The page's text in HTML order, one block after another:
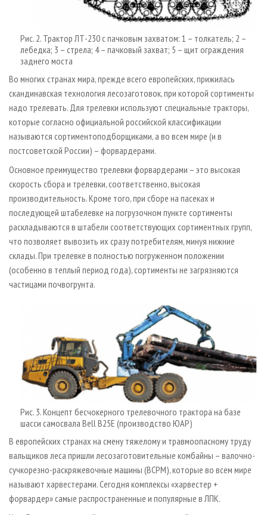
Рис. 2. Трактор ЛТ-230 с пачковым захватом: 1 – толкатель; 2 –
лебедка; 3 – стрела; 4 – пачковый захват; 5 – щит ограждения
заднего моста
Во многих странах мира, прежде всего европейских, прижилась
скандинавская технология лесозаготовок, при которой сортименты
надо трелевать. Для трелевки используют специальные тракторы,
которые согласно официальной российской классификации
называются сортиментоподборщиками, а во всем мире (и в
постсоветской России) – форвардерами.
Основное преимущество трелевки форвардерами – это высокая
скорость сбора и трелевки, соответственно, высокая
производительность. Кроме того, при сборе на пасеках и
последующей штабелевке на погрузочном пункте сортименты
раскладываются в штабели соответствующих сортиментных групп,
что позволяет вывозить их сразу потребителям, минуя нижние
склады. При трелевке в полностью погруженном положении
(особенно в теплый период года), сортименты не загрязняются
частицами почвогрунта.
Рис. 3. Концепт бесчокерного трелевочного трактора на базе
шасси самосвала Bell B25E (производство ЮАР)
В европейских странах на смену тяжелому и травмоопасному труду
вальщиков леса пришли лесозаготовительные комбайны – валочно-
сучкорезно-раскряжевочные машины (ВСРМ), которые во всем мире
называют харвестерами. Сегодня комплексы «харвестер +
форвардер» самые распространенные и популярные в ЛПК.